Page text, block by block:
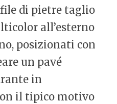
di pietre taglio
all’esterno
posizionati con
un pavé
in
il tipico motivo